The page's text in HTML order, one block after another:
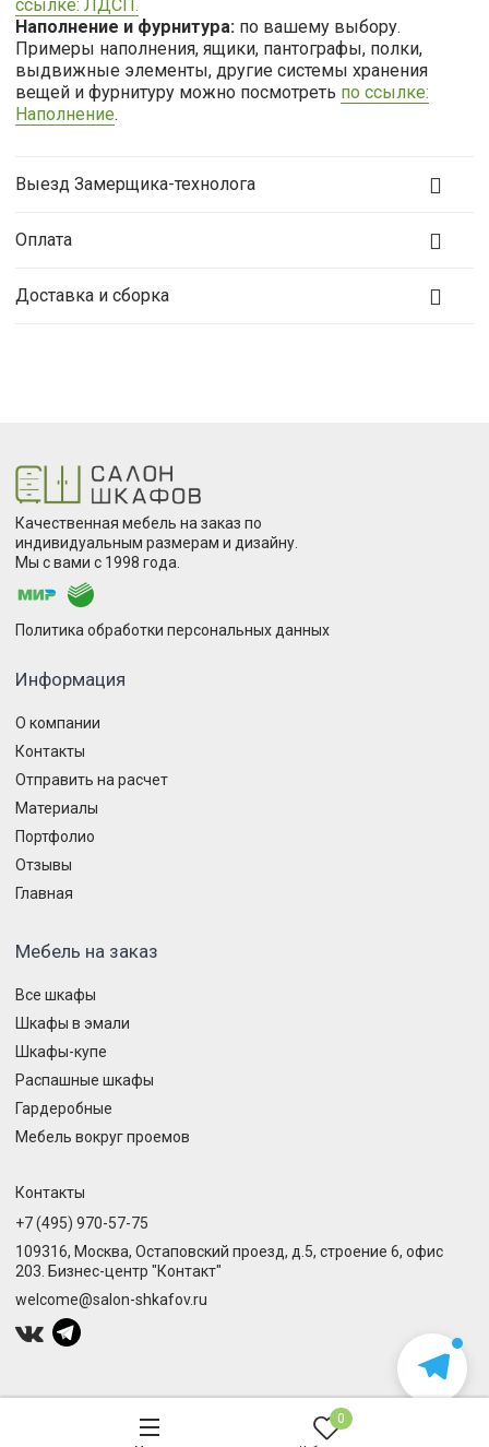
ссылке: ЛДСП.
Наполнение и фурнитура: по вашему выбору.
Примеры наполнения, ящики, пантографы, полки,
выдвижные элементы, другие системы хранения
вещей и фурнитуру можно посмотреть по ссылке:
Наполнение.
Выезд Замерщика-технолога
Оплата
Доставка и сборка
Качественная мебель на заказ по
индивидуальным размерам и дизайну.
Мы с вами с 1998 года.
Политика обработки персональных данных
Информация
О компании
Контакты
Отправить на расчет
Материалы
Портфолио
Отзывы
Главная
Мебель на заказ
Все шкафы
Шкафы в эмали
Шкафы-купе
Распашные шкафы
Гардеробные
Мебель вокруг проемов
Контакты
+7 (495) 970-57-75
109316, Москва, Остаповский проезд, д.5, строение 6, офис
203. Бизнес-центр "Контакт"
welcome@salon-shkafov.ru
0